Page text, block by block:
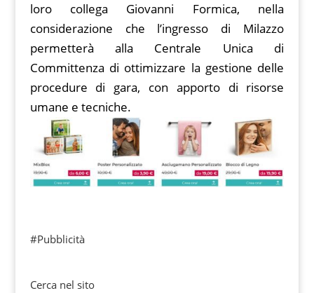
loro collega Giovanni Formica, nella
considerazione che l’ingresso di Milazzo
permetterà alla Centrale Unica di
Committenza di ottimizzare la gestione delle
procedure di gara, con apporto di risorse
umane e tecniche.
#Pubblicità
Cerca nel sito